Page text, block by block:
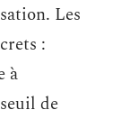
Les
:
à
de